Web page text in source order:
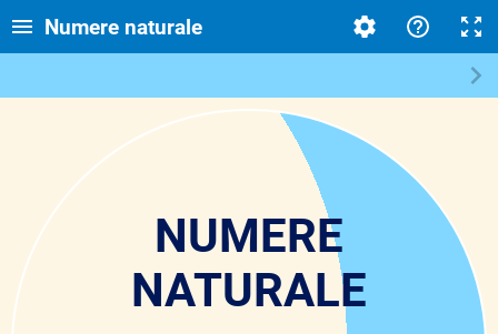
Numere naturale
NUMERE
NATURALE